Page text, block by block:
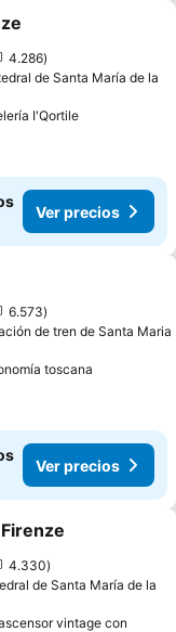
favoritos
4.286
de Santa María de la
I'QortileVer precios
Ver precios
favoritos
6.573
de tren de Santa Maria
toscana
Ver precios
favoritos
4.330
de Santa María de la
vintage con